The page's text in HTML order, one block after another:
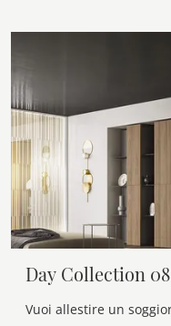
Day Collection 08